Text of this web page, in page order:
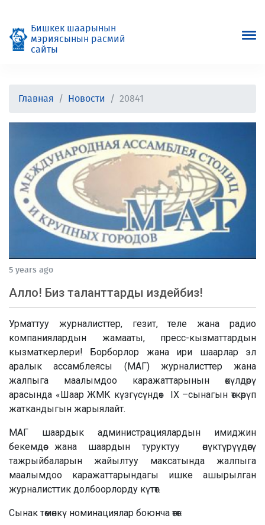
Бишкек шаарынын
мэриясынын расмий
сайты
Главная Новости 20841
5 years ago
Алло! Биз таланттарды издейбиз!
Урматтуу журналисттер, гезит, теле жана радио
компаниялардын жамааты, пресс-кызматтардын
кызматкерлери! Борборлор жана ири шаарлар эл
аралык ассамблеясы (МАГ) журналисттер жана
жалпыга маалымдоо каражаттарынын өкүлдөрү
арасында «Шаар ЖМК күзгүсүндө» IX –сынагын өткөрүп
жаткандыгын жарыялайт.
МАГ шаардык администрациялардын имиджин
бекемдөө жана шаардын туруктуу өнүктүрүүдөгү
тажрыйбаларын жайылтуу максатында жалпыга
маалымдоо каражаттарындагы ишке ашырылган
журналисттик долбоорлорду күтөт.
Сынак төмөнкү номинациялар боюнча өтөт: